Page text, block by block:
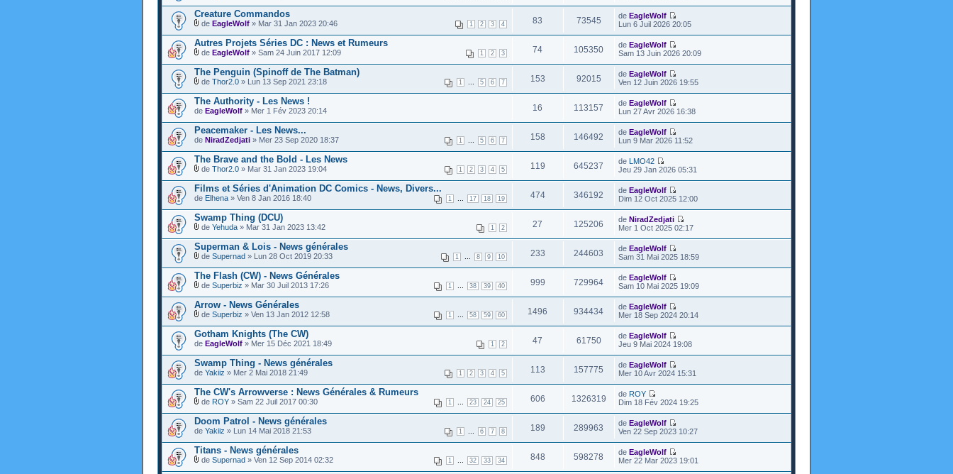
Creature Commandos
1 2 3 4
de EagleWolf » Mar 31 Jan 2023 20:46 83 73545 de EagleWolf
Lun 6 Juil 2026 20:05
Autres Projets Séries DC : News et Rumeurs
1 2 3
de EagleWolf » Sam 24 Juin 2017 12:09 74 105350 de EagleWolf
Sam 13 Juin 2026 20:09
The Penguin (Spinoff de The Batman)
1 5 6 7
de Thor2.0 » Lun 13 Sep 2021 23:18 153 92015 de EagleWolf
Ven 12 Juin 2026 19:55
The Authority - Les News !
de EagleWolf » Mer 1 Fév 2023 20:14 16 113157 de EagleWolf
Lun 27 Avr 2026 16:38
Peacemaker - Les News...
1 5 6 7
de NiradZedjati » Mer 23 Sep 2020 18:37 158 146492 de EagleWolf
Lun 9 Mar 2026 11:52
The Brave and the Bold - Les News
1 2 3 4 5
de Thor2.0 » Mar 31 Jan 2023 19:04 119 645237 de LMO42
Jeu 29 Jan 2026 05:31
Films et Séries d'Animation DC Comics - News, Divers...
1 17 18 19
de Elhena » Ven 8 Jan 2016 18:40 474 346192 de EagleWolf
Dim 12 Oct 2025 12:00
Swamp Thing (DCU)
1 2
de Yehuda » Mar 31 Jan 2023 13:42 27 125206 de NiradZedjati
Mer 1 Oct 2025 02:17
Superman & Lois - News générales
1 8 9 10
de Supernad » Lun 28 Oct 2019 20:33 233 244603 de EagleWolf
Sam 31 Mai 2025 18:59
The Flash (CW) - News Générales
1 38 39 40
de Superbiz » Mar 30 Juil 2013 17:26 999 729964 de EagleWolf
Sam 10 Mai 2025 19:09
Arrow - News Générales
1 58 59 60
de Superbiz » Ven 13 Jan 2012 12:58 1496 934434 de EagleWolf
Mer 18 Sep 2024 20:14
Gotham Knights (The CW)
1 2
de EagleWolf » Mer 15 Déc 2021 18:49 47 61750 de EagleWolf
Jeu 9 Mai 2024 19:08
Swamp Thing - News générales
1 2 3 4 5
de Yakiiz » Mer 2 Mai 2018 21:49 113 157775 de EagleWolf
Mer 10 Avr 2024 15:31
The CW's Arrowverse : News Générales & Rumeurs
1 23 24 25
de ROY » Sam 22 Juil 2017 00:30 606 1326319 de ROY
Dim 18 Fév 2024 19:25
Doom Patrol - News générales
1 6 7 8
de Yakiiz » Lun 14 Mai 2018 21:53 189 289963 de EagleWolf
Ven 22 Sep 2023 10:27
Titans - News générales
1 32 33 34
de Supernad » Ven 12 Sep 2014 02:32 848 598278 de EagleWolf
Mer 22 Mar 2023 19:01